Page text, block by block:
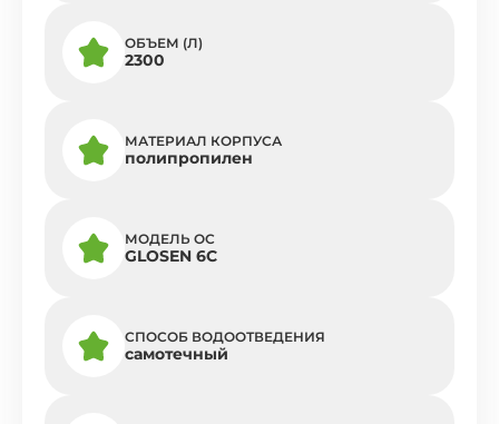
ОБЪЕМ (Л)
2300
МАТЕРИАЛ КОРПУСА
полипропилен
МОДЕЛЬ ОС
GLOSEN 6C
СПОСОБ ВОДООТВЕДЕНИЯ
самотечный